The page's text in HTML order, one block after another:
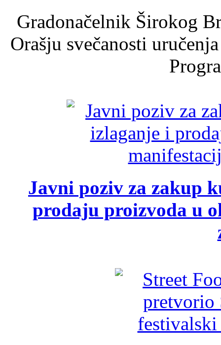
Gradonačelnik Širokog
Orašju svečanosti
Javni poziv za zakup
prodaju proizvoda u